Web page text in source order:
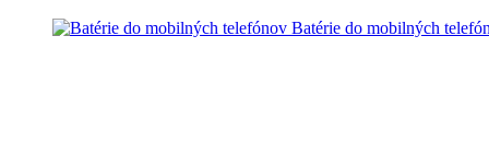
Batérie do mobilných